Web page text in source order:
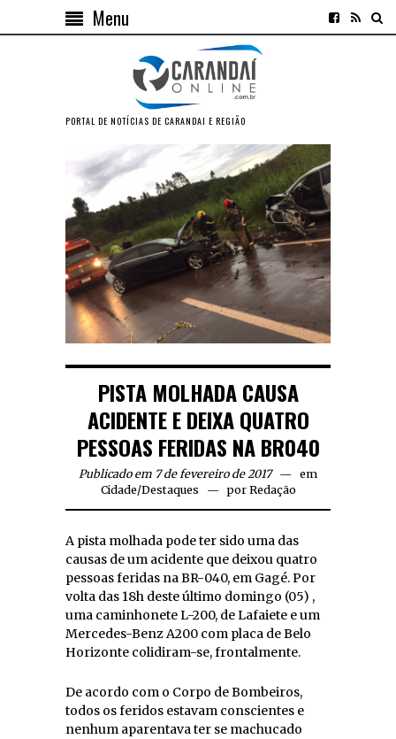
Menu
PORTAL DE NOTÍCIAS DE CARANDAI E REGIÃO
PISTA MOLHADA CAUSA
ACIDENTE E DEIXA QUATRO
PESSOAS FERIDAS NA BR040
Publicado em 7 de fevereiro de 2017
em
Cidade/Destaques por Redação
A pista molhada pode ter sido uma das
causas de um acidente que deixou quatro
pessoas feridas na BR-040, em Gagé. Por
volta das 18h deste último domingo (05) ,
uma caminhonete L-200, de Lafaiete e um
Mercedes-Benz A200 com placa de Belo
Horizonte colidiram-se, frontalmente.
De acordo com o Corpo de Bombeiros,
todos os feridos estavam conscientes e
nenhum aparentava ter se machucado